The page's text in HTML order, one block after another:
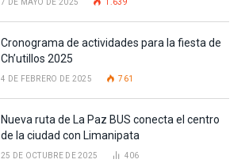
7 DE MAYO DE 2025 1.639
Cronograma de actividades para la fiesta de
Ch’utillos 2025
4 DE FEBRERO DE 2025 761
Nueva ruta de La Paz BUS conecta el centro
de la ciudad con Limanipata
25 DE OCTUBRE DE 2025 406